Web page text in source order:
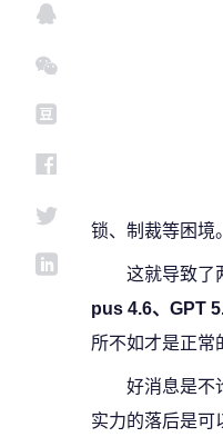
锁、制裁等困境。
这就导致了
pus 4.6、GPT
所不如才是正常
好消息是不
实力的落后是可